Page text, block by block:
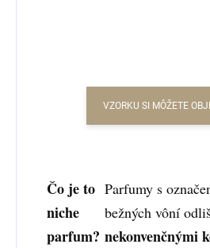
VZORKU SI MÔŽETE
Čo je to
niche
parfum?
Parfumy s
bežných vôní
nekonvenčnými